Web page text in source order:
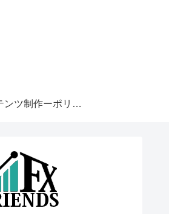
コンテンツ制作ーポリシー